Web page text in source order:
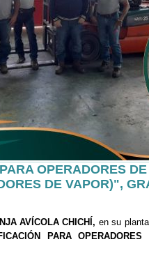
OPERADORES
DE VAPOR)",
AVÍCOLA CHICHÍ, en su
PARA